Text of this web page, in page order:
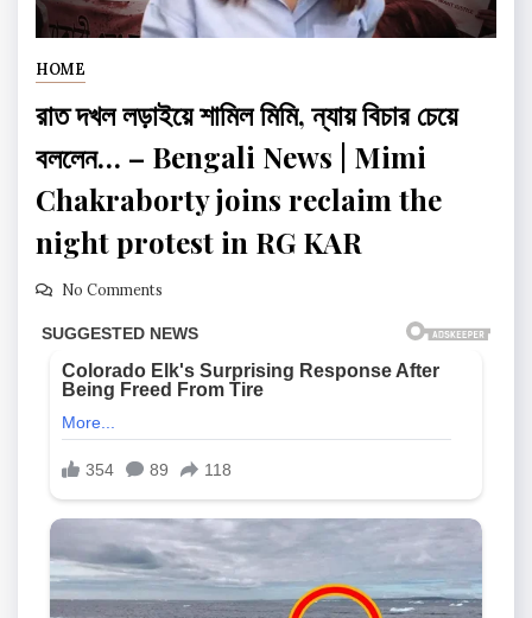
HOME
রাত দখল লড়াইয়ে শামিল মিমি, ন্যায় বিচার চেয়ে
বললেন… – Bengali News | Mimi
Chakraborty joins reclaim the
night protest in RG KAR
No Comments